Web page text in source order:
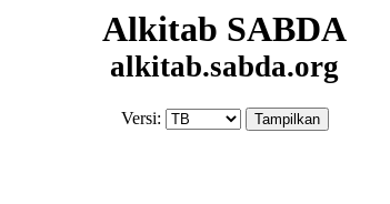
Alkitab SABDA
alkitab.sabda.org
Versi: